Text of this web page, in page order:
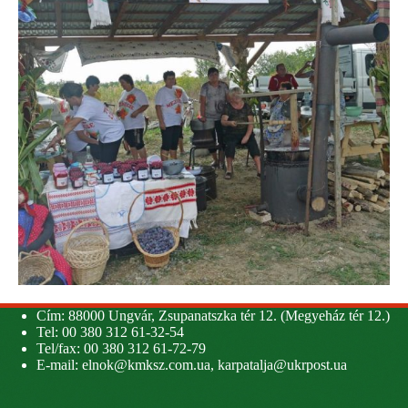
Cím: 88000 Ungvár, Zsupanatszka tér 12. (Megyeház tér 12.)
Tel: 00 380 312 61-32-54
Tel/fax: 00 380 312 61-72-79
E-mail: elnok@kmksz.com.ua, karpatalja@ukrpost.ua